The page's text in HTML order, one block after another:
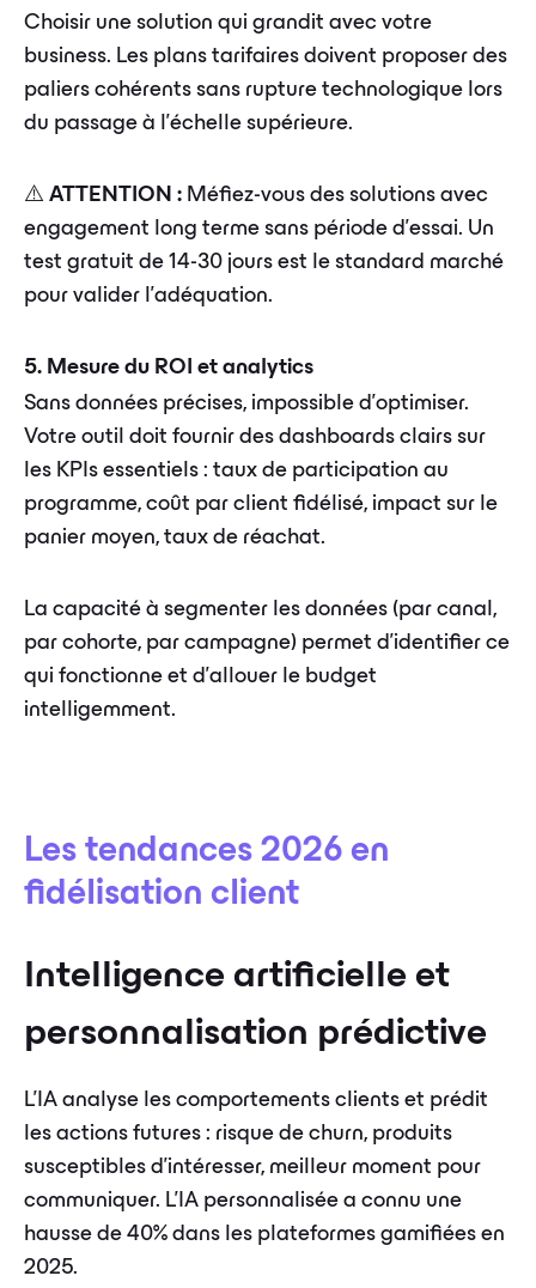
Choisir une solution qui grandit avec votre
business. Les plans tarifaires doivent proposer des
paliers cohérents sans rupture technologique lors
du passage à l'échelle supérieure.
⚠️ ATTENTION : Méfiez-vous des solutions avec
engagement long terme sans période d'essai. Un
test gratuit de 14-30 jours est le standard marché
pour valider l'adéquation.
5. Mesure du ROI et analytics
Sans données précises, impossible d'optimiser.
Votre outil doit fournir des dashboards clairs sur
les KPIs essentiels : taux de participation au
programme, coût par client fidélisé, impact sur le
panier moyen, taux de réachat.
La capacité à segmenter les données (par canal,
par cohorte, par campagne) permet d'identifier ce
qui fonctionne et d'allouer le budget
intelligemment.
Les tendances 2026 en
fidélisation client
Intelligence artificielle et
personnalisation prédictive
L'IA analyse les comportements clients et prédit
les actions futures : risque de churn, produits
susceptibles d'intéresser, meilleur moment pour
communiquer. L'IA personnalisée a connu une
hausse de 40% dans les plateformes gamifiées en
2025.